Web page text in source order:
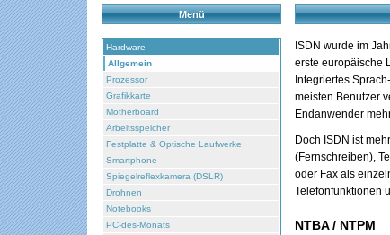
Menü
Hardware
Allgemein
Prozessor
Grafikkarte
Motherboard
Arbeitsspeicher
Festplatte & Optische Laufwerke
Smartphone
Spiegelreflexkamera (DSLR)
Drohnen
Notebooks
PC-des-Monats
ISDN wurde im
erste europäische
Integriertes
meisten Benutzer
Endanwender
Doch ISDN ist
(Fernschreiben),
oder Fax als
Telefonfunktionen
NTBA / NTPM